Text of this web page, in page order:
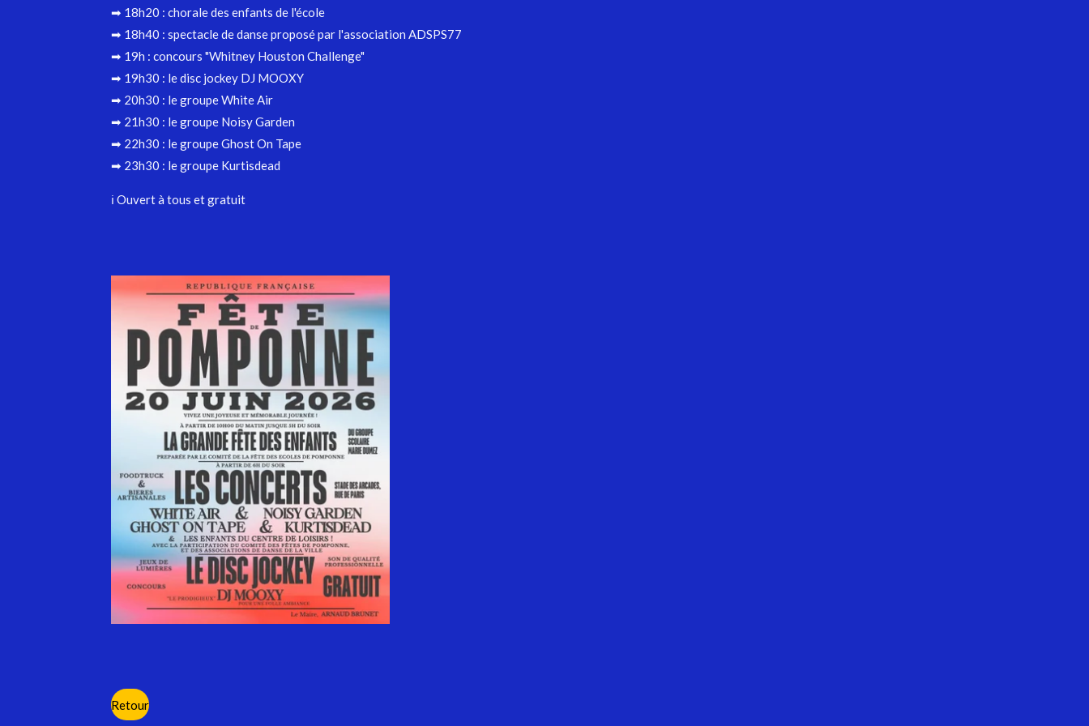
➡ 18h20 : chorale des enfants de l'école
➡ 18h40 : spectacle de danse proposé par l'association ADSPS77
➡ 19h : concours "Whitney Houston Challenge"
➡ 19h30 : le disc jockey DJ MOOXY
➡ 20h30 : le groupe White Air
➡ 21h30 : le groupe Noisy Garden
➡ 22h30 : le groupe Ghost On Tape
➡ 23h30 : le groupe Kurtisdead
ℹ️ Ouvert à tous et gratuit
Retour